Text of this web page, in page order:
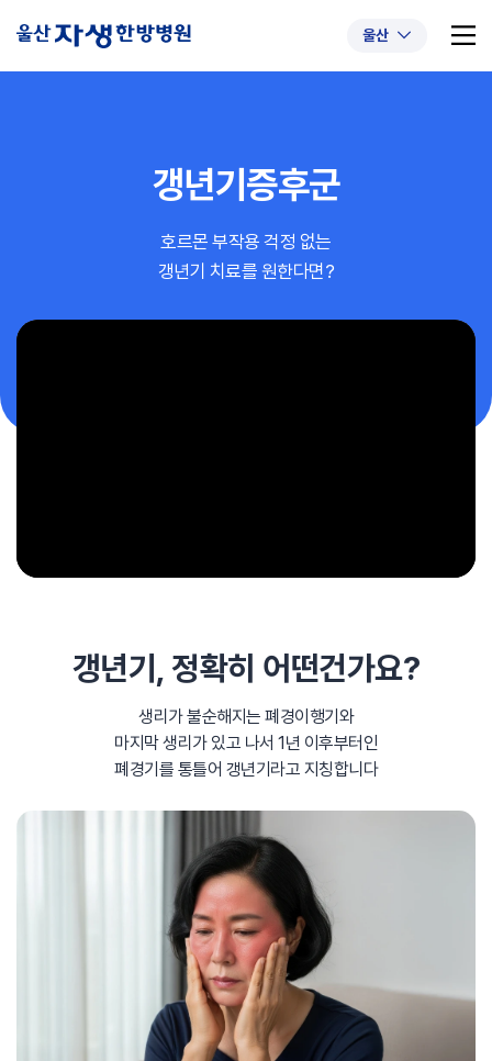
울산
#초음파약침 #척추압박골절
#교통사고후유증 #허리디스크
#추나요법
갱년기증후군
호르몬 부작용 걱정 없는
갱년기 치료를 원한다면?
갱년기, 정확히 어떤건가요?
생리가 불순해지는 폐경이행기와
마지막 생리가 있고 나서 1년 이후부터인
폐경기를 통틀어 갱년기라고 지칭합니다